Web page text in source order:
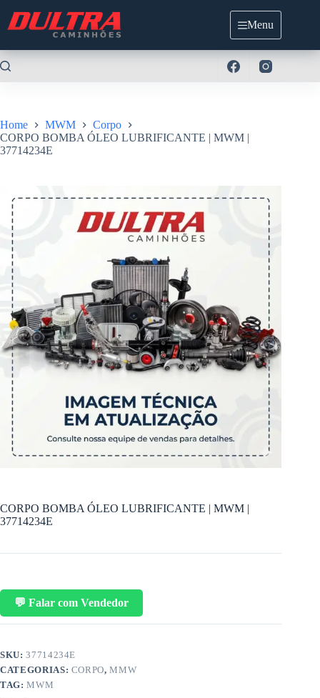
para
Menu
Home MWM
Corpo
CORPO BOMBA ÓLEO LUBRIFICANTE | MWM |
37714234E
CORPO BOMBA ÓLEO LUBRIFICANTE | MWM |
37714234E
💬 Falar com Vendedor
SKU:37714234E
CATEGORIAS: CORPO,MMW
TAG:MWM